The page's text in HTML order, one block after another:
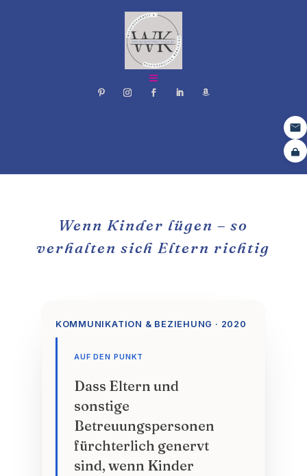
Wenn Kinder lügen – so
verhalten sich Eltern richtig
KOMMUNIKATION & BEZIEHUNG · 2020
AUF DEN PUNKT
Dass Eltern und
sonstige
Betreuungspersonen
fürchterlich genervt
sind, wenn Kinder